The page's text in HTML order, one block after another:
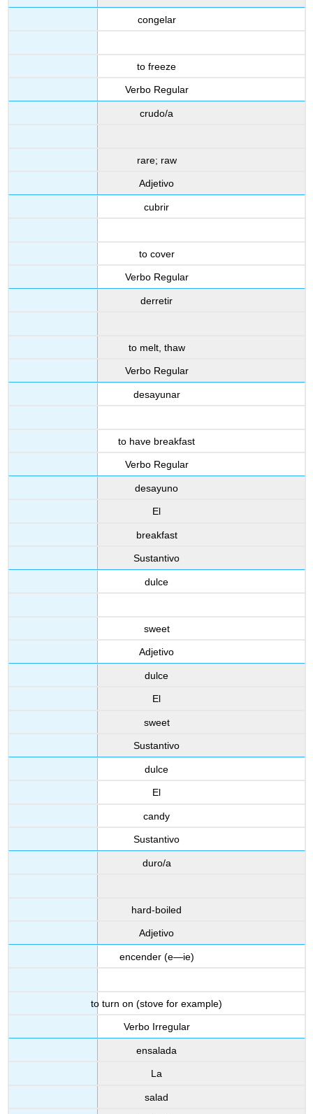
congelar
to freeze
Verbo Regular
crudo/a
rare; raw
Adjetivo
cubrir
to cover
Verbo Regular
derretir
to melt, thaw
Verbo Regular
desayunar
to have breakfast
Verbo Regular
desayuno
El
breakfast
Sustantivo
dulce
sweet
Adjetivo
dulce
El
sweet
Sustantivo
dulce
El
candy
Sustantivo
duro/a
hard-boiled
Adjetivo
encender (e—ie)
to turn on (stove for example)
Verbo Irregular
ensalada
La
salad